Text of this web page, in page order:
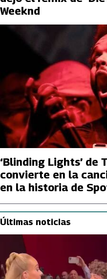
Weeknd
‘Blinding Lights’ de
convierte en la
en la historia de
Últimas noticias